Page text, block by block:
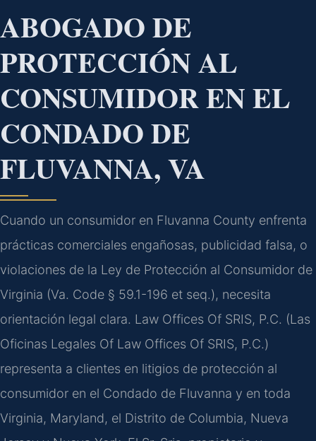
ABOGADO DE
PROTECCIÓN AL
CONSUMIDOR EN EL
CONDADO DE
FLUVANNA, VA
Cuando un consumidor en Fluvanna County enfrenta
prácticas comerciales engañosas, publicidad falsa, o
violaciones de la Ley de Protección al Consumidor de
Virginia (Va. Code § 59.1-196 et seq.), necesita
orientación legal clara. Law Offices Of SRIS, P.C. (Las
Oficinas Legales Of Law Offices Of SRIS, P.C.)
representa a clientes en litigios de protección al
consumidor en el Condado de Fluvanna y en toda
Virginia, Maryland, el Distrito de Columbia, Nueva